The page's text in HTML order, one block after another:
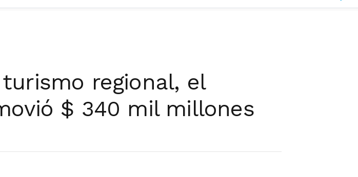
regional, el
$ 340 mil millones